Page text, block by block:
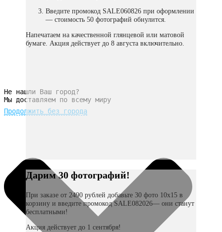
Не нашли Ваш город?
Мы доставляем по всему миру
Продолжить без города
Введите промокод SALE060826 при оформлении
— стоимость 50 фотографий обнулится.
Напечатаем на качественной глянцевой или матовой
бумаге. Акция действует до 8 августа включительно.
Дарим 30 фотографий!
При заказе от 2490 рублей добавьте 30 фото 10х15 в
корзину и введите промокод SALE082026— они станут
бесплатными!
Акция действует до 1 сентября!